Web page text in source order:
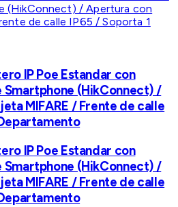
IP Poe Estandar con
Smartphone (HikConnect) /
MIFARE / Frente de calle
IP Poe Estandar con
Smartphone (HikConnect) /
MIFARE / Frente de calle